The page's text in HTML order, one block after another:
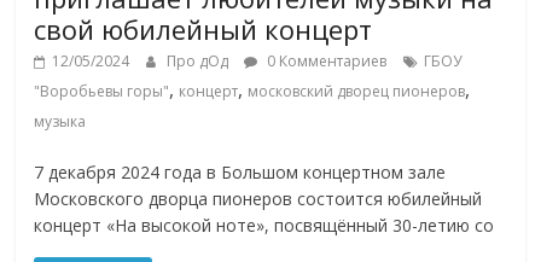
свой юбилейный концерт
12/05/2024 Про дОд 0 Комментариев
ГБОУ
"Воробьевы горы", концерт, московский дворец пионеров,
музыка
7 декабря 2024 года в Большом концертном зале
Московского дворца пионеров состоится юбилейный
концерт «На высокой ноте», посвящённый 30-летию со